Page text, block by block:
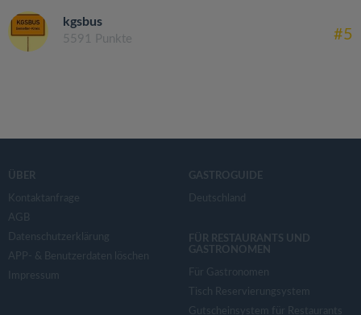
kgsbus
5591 Punkte #5
ÜBER
Kontaktanfrage
AGB
Datenschutzerklärung
APP- & Benutzerdaten löschen
Impressum
GASTROGUIDE
Deutschland
FÜR RESTAURANTS UND
GASTRONOMEN
Für Gastronomen
Tisch Reservierungsystem
Gutscheinsystem für Restaurants